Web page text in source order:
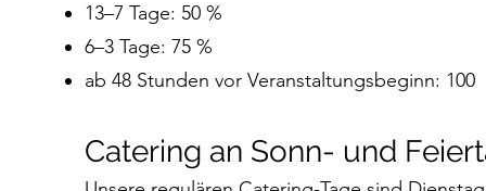
13–7 Tage: 50 %
6–3 Tage: 75 %
ab 48 Stunden vor Veranstaltungsbeginn: 100
Catering an Sonn- und